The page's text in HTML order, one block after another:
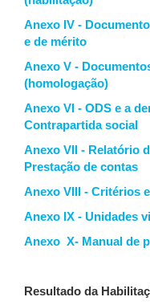
Anexo IV -
e de mérito
Anexo V -
(homologação)
Anexo VI - ODS e a
Contrapartida social
Anexo VII - Relatório
Prestação de contas
Anexo VIII - Critérios
Anexo IX - Unidades
Anexo X- Manual de
Resultado da